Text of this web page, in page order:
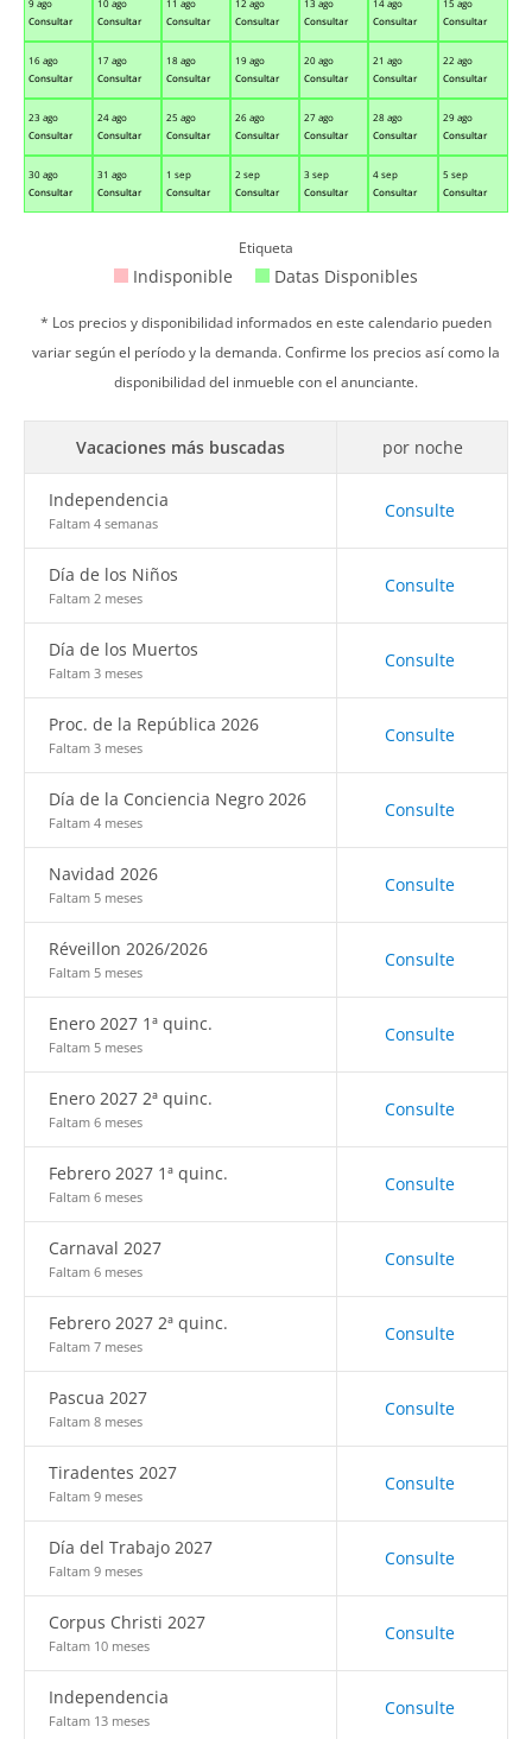
9 ago
Consultar
10 ago
Consultar
11 ago
Consultar
12 ago
Consultar
13 ago
Consultar
14 ago
Consultar
15 ago
Consultar
16 ago
Consultar
17 ago
Consultar
18 ago
Consultar
19 ago
Consultar
20 ago
Consultar
21 ago
Consultar
22 ago
Consultar
23 ago
Consultar
24 ago
Consultar
25 ago
Consultar
26 ago
Consultar
27 ago
Consultar
28 ago
Consultar
29 ago
Consultar
30 ago
Consultar
31 ago
Consultar
1 sep
Consultar
2 sep
Consultar
3 sep
Consultar
4 sep
Consultar
5 sep
Consultar
Etiqueta
Indisponible Datas Disponibles
* Los precios y disponibilidad informados en este calendario pueden
variar según el período y la demanda. Confirme los precios así como la
disponibilidad del inmueble con el anunciante.
Vacaciones más buscadas por noche
Independencia
Faltam 4 semanas
Consulte
Día de los Niños
Faltam 2 meses
Consulte
Día de los Muertos
Faltam 3 meses
Consulte
Proc. de la República 2026
Faltam 3 meses
Consulte
Día de la Conciencia Negro 2026
Faltam 4 meses
Consulte
Navidad 2026
Faltam 5 meses
Consulte
Réveillon 2026/2026
Faltam 5 meses
Consulte
Enero 2027 1ª quinc.
Faltam 5 meses
Consulte
Enero 2027 2ª quinc.
Faltam 6 meses
Consulte
Febrero 2027 1ª quinc.
Faltam 6 meses
Consulte
Carnaval 2027
Faltam 6 meses
Consulte
Febrero 2027 2ª quinc.
Faltam 7 meses
Consulte
Pascua 2027
Faltam 8 meses
Consulte
Tiradentes 2027
Faltam 9 meses
Consulte
Día del Trabajo 2027
Faltam 9 meses
Consulte
Corpus Christi 2027
Faltam 10 meses
Consulte
Independencia
Faltam 13 meses
Consulte